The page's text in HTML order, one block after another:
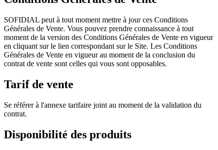
SOFIDIAL peut à tout moment mettre à jour ces Conditions
Générales de Vente. Vous pouvez prendre connaissance à tout
moment de la version des Conditions Générales de Vente en vigueur
en cliquant sur le lien correspondant sur le Site. Les Conditions
Générales de Vente en vigueur au moment de la conclusion du
contrat de vente sont celles qui vous sont opposables.
Tarif de vente
Se référer à l'annexe tarifaire joint au moment de la validation du
contrat.
Disponibilité des produits